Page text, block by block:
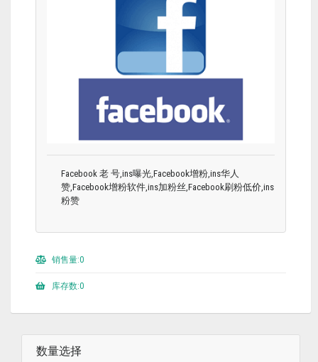
Facebook 老 号,ins曝光,Facebook增粉,ins华人
赞,Facebook增粉软件,ins加粉丝,Facebook刷粉低价,ins
粉赞
销售量:0
库存数:0
数量选择